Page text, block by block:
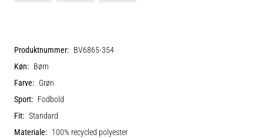
Produktnummer: BV6865-354
Køn: Børn
Farve: Grøn
Sport: Fodbold
Fit: Standard
Materiale: 100% recycled polyester